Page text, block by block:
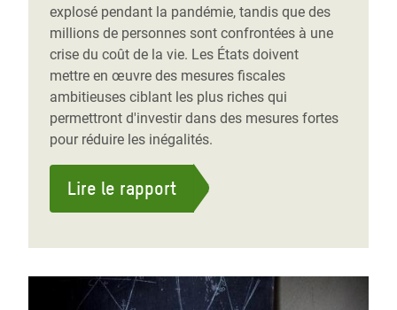
explosé pendant la pandémie, tandis que des
millions de personnes sont confrontées à une
crise du coût de la vie. Les États doivent
mettre en œuvre des mesures fiscales
ambitieuses ciblant les plus riches qui
permettront d'investir dans des mesures fortes
pour réduire les inégalités.
Lire le rapport